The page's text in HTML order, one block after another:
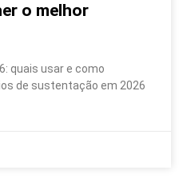
o melhor
quais usar e como
de sustentação em 2026